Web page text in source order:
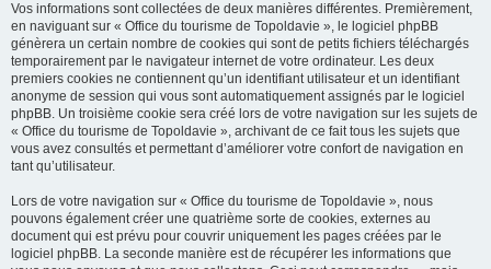
Vos informations sont collectées de deux manières différentes. Premièrement,
en naviguant sur « Office du tourisme de Topoldavie », le logiciel phpBB
génèrera un certain nombre de cookies qui sont de petits fichiers téléchargés
temporairement par le navigateur internet de votre ordinateur. Les deux
premiers cookies ne contiennent qu’un identifiant utilisateur et un identifiant
anonyme de session qui vous sont automatiquement assignés par le logiciel
phpBB. Un troisième cookie sera créé lors de votre navigation sur les sujets de
« Office du tourisme de Topoldavie », archivant de ce fait tous les sujets que
vous avez consultés et permettant d’améliorer votre confort de navigation en
tant qu’utilisateur.
Lors de votre navigation sur « Office du tourisme de Topoldavie », nous
pouvons également créer une quatrième sorte de cookies, externes au
document qui est prévu pour couvrir uniquement les pages créées par le
logiciel phpBB. La seconde manière est de récupérer les informations que